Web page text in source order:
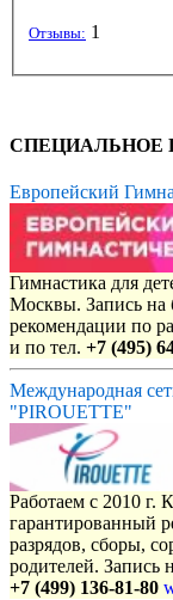
Отзывы: 1
СПЕЦИАЛЬНОЕ
Европейский
Гимнастика для
Москвы. Запись на
рекомендации по
и по тел. +7 (495)
Международная
"PIROUETTE"
Работаем с 2010 г.
гарантированный
разрядов, сборы,
родителей. Запись
+7 (499) 136-81-80